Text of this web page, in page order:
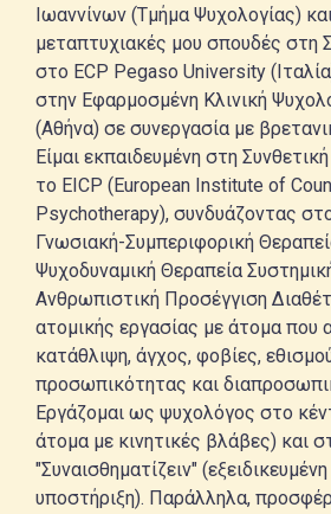
Ιωαννίνων (Τμήμα Ψυχολογίας)
μεταπτυχιακές μου σπουδές στη
στο ECP Pegaso University
στην Εφαρμοσμένη Κλινική
(Αθήνα) σε συνεργασία με
Είμαι εκπαιδευμένη στη
το EICP (European Institute of
Psychotherapy), συνδυάζοντας
Γνωσιακή-Συμπεριφορική
Ψυχοδυναμική Θεραπεία
Ανθρωπιστική Προσέγγιση
ατομικής εργασίας με άτομα που
κατάθλιψη, άγχος, φοβίες,
προσωπικότητας και
Εργάζομαι ως ψυχολόγος στο
άτομα με κινητικές βλάβες) και
"Συναισθηματίζειν"
υποστήριξη). Παράλληλα,